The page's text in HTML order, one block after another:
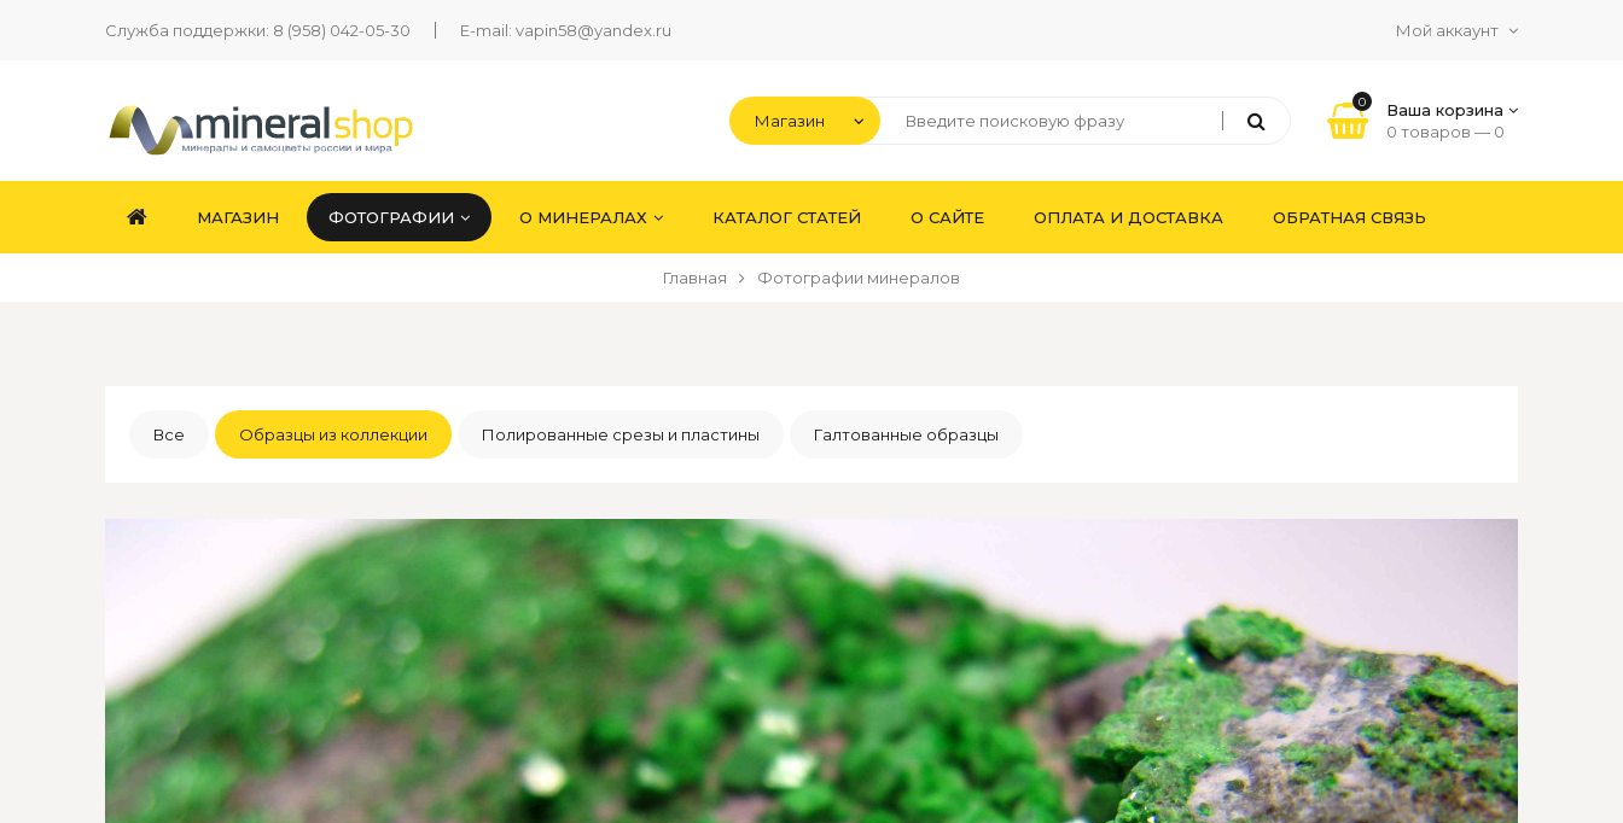
Служба поддержки: 8 (958) 042-05-30 E-mail: vapin58@yandex.ru Мой аккаунт
0
Ваша корзина
0 товаров — 0
МАГАЗИН ФОТОГРАФИИ О МИНЕРАЛАХ КАТАЛОГ СТАТЕЙ О САЙТЕ ОПЛАТА И ДОСТАВКА ОБРАТНАЯ СВЯЗЬ
Главная Фотографии минералов
Все Образцы из коллекции Полированные срезы и пластины Галтованные образцы